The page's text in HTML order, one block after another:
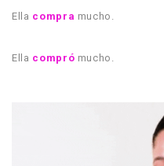
Ella compra mucho.
Ella compró mucho.